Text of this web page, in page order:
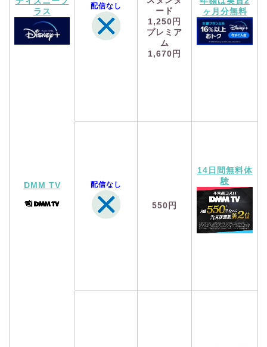
ラス
配信なし
ード
1,250円
プレミア
ム
1,670円
ヶ月分無料
DMM TV 配信なし
550円
14日間無料体
験